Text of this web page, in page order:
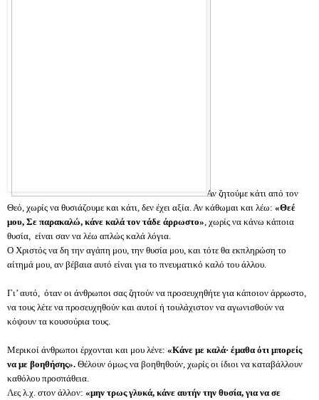
Αν ζητούμε κάτι από τον
Θεό, χωρίς να θυσιάζουμε και κάτι, δεν έχει αξία. Αν κάθωμαι και λέω: «Θεέ
μου, Σε παρακαλώ, κάνε καλά τον τάδε άρρωστο» , χωρίς να κάνω κάποια
θυσία, είναι σαν να λέω απλώς καλά λόγια.
Ο Χριστός να δη την αγάπη μου, την θυσία μου, και τότε θα εκπληρώση το
αίτημά μου, αν βέβαια αυτό είναι για το πνευματικό καλό του άλλου.
Γι’ αυτό, όταν οι άνθρωποι σας ζητούν να προσευχηθήτε για κάποιον άρρωστο,
να τους λέτε να προσευχηθούν και αυτοί ή τουλάχιστον να αγωνισθούν να
κόψουν τα κουσούρια τους.
Μερικοί άνθρωποι έρχονται και μου λένε: «Κάνε με καλά· έμαθα ότι μπορείς
να με βοηθήσης». Θέλουν όμως να βοηθηθούν, χωρίς οι ίδιοι να καταβάλλουν
καθόλου προσπάθεια.
Λες λ.χ. στον άλλον: «μην τρως γλυκά, κάνε αυτήν την θυσία, για να σε